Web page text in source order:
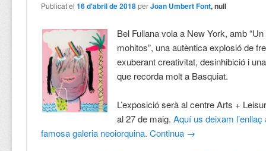
Publicat el16 d'abril de 2018 perJoan Umbert Font, null
Bel Fullana vola a New York, amb
mohitos”, una autèntica explosió de
exuberant creativitat, desinhibició i
que recorda molt a Basquiat.
L’exposició serà al centre Arts +
al 27 de maig.Aquí us deixam
famosa galeria neoiorquina. Continua →